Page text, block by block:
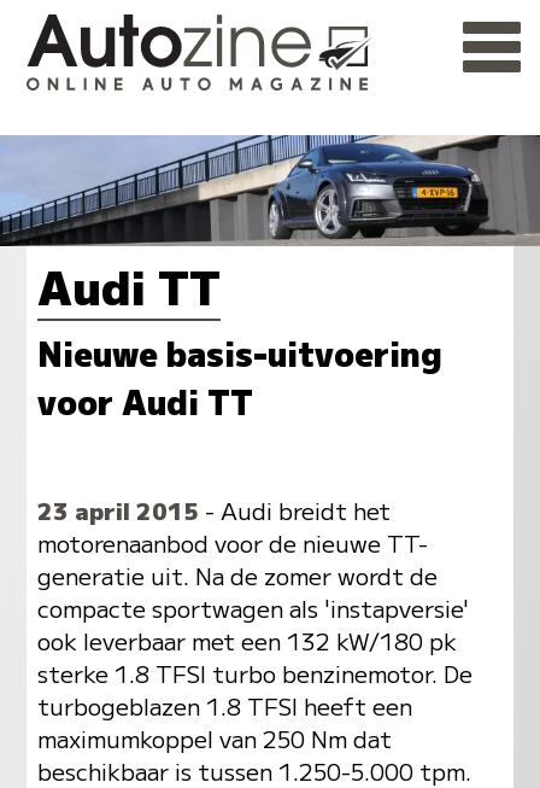
Audi TT
Nieuwe basis-uitvoering
voor Audi TT
23 april 2015 - Audi breidt het
motorenaanbod voor de nieuwe TT-
generatie uit. Na de zomer wordt de
compacte sportwagen als 'instapversie'
ook leverbaar met een 132 kW/180 pk
sterke 1.8 TFSI turbo benzinemotor. De
turbogeblazen 1.8 TFSI heeft een
maximumkoppel van 250 Nm dat
beschikbaar is tussen 1.250-5.000 tpm.